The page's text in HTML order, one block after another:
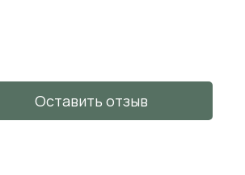
Оставить отзыв